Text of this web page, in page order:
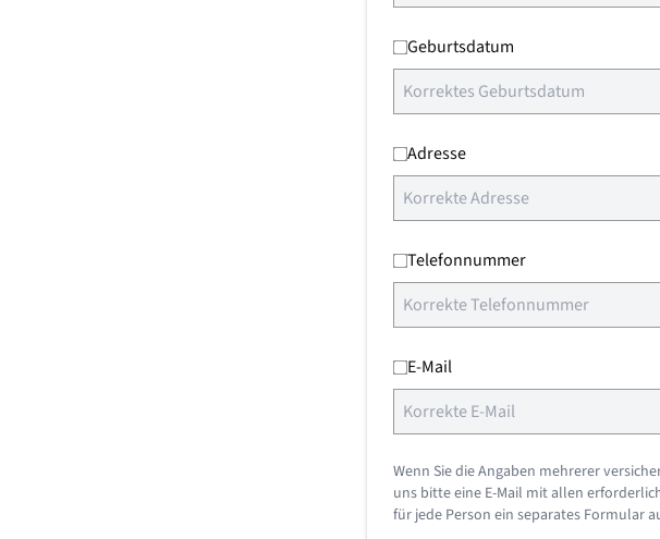
Geburtsdatum
Adresse
Telefonnummer
E-Mail
Wenn Sie die Angaben mehrerer
uns bitte eine E-Mail mit allen
für jede Person ein separates Formular